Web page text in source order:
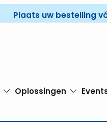
Plaats uw bestelling
Oplossingen